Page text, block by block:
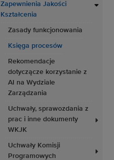
Zapewnienia Jakości
Kształcenia
Zasady funkcjonowania
Księga procesów
Rekomendacje
dotyczącze korzystanie z
AI na Wydziale
Zarządzania
Uchwały, sprawozdania z
prac i inne dokumenty
WKJK
Uchwały Komisji
Programowych